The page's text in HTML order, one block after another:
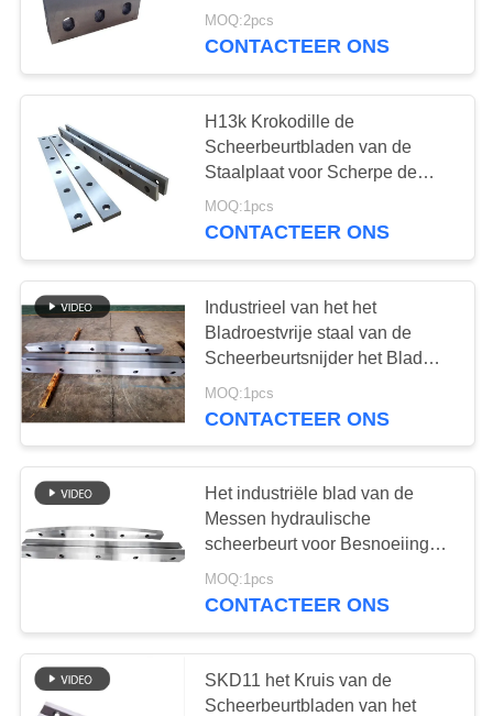
VRAAG
EEN
OFFERTE
SITEMAP
PRIVACYBELEID
Scheerbeurtblad
MOQ:2pcs
CONTACTEER ONS
H13k Krokodille de
Scheerbeurtbladen van de
Staalplaat voor Scherpe de
Snijmachinelijnen van het
Metaalblad
MOQ:1pcs
CONTACTEER ONS
Industrieel van het het
Bladroestvrije staal van de
Scheerbeurtsnijder het Blad
Scherp Blad
MOQ:1pcs
CONTACTEER ONS
Het industriële blad van de
Messen hydraulische
scheerbeurt voor Besnoeiing
aan Lengte
MOQ:1pcs
CONTACTEER ONS
SKD11 het Kruis van de
Scheerbeurtbladen van het